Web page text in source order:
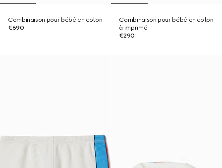
Combinaison pour bébé en coton
€690
Combinaison pour bébé en coton
à imprimé
€290